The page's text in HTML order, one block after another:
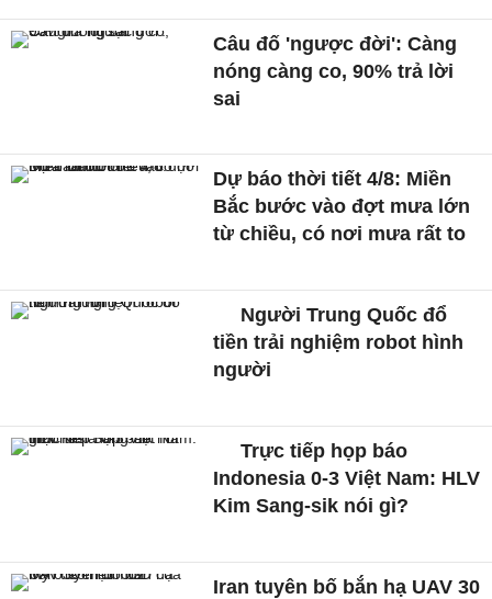
Câu đố 'ngược đời': Càng
nóng càng co, 90% trả lời
sai
Dự báo thời tiết 4/8: Miền
Bắc bước vào đợt mưa lớn
từ chiều, có nơi mưa rất to
Người Trung Quốc đổ
tiền trải nghiệm robot hình
người
Trực tiếp họp báo
Indonesia 0-3 Việt Nam: HLV
Kim Sang-sik nói gì?
Iran tuyên bố bắn hạ UAV 30